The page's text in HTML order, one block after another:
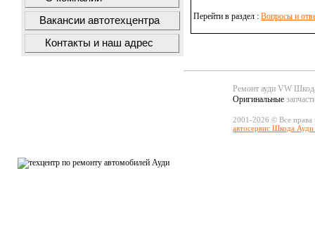
Вакансии автотехцентра
Контакты и наш адрес
Перейти в раздел : Вопросы и
Ремонт ауди VW
Оригинальные
2001-2026 © Все
автосервис Шкода